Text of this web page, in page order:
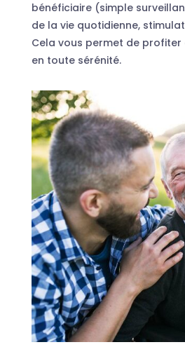
bénéficiaire (simple
de la vie quotidienne,
Cela vous permet de profiter
en toute sérénité.